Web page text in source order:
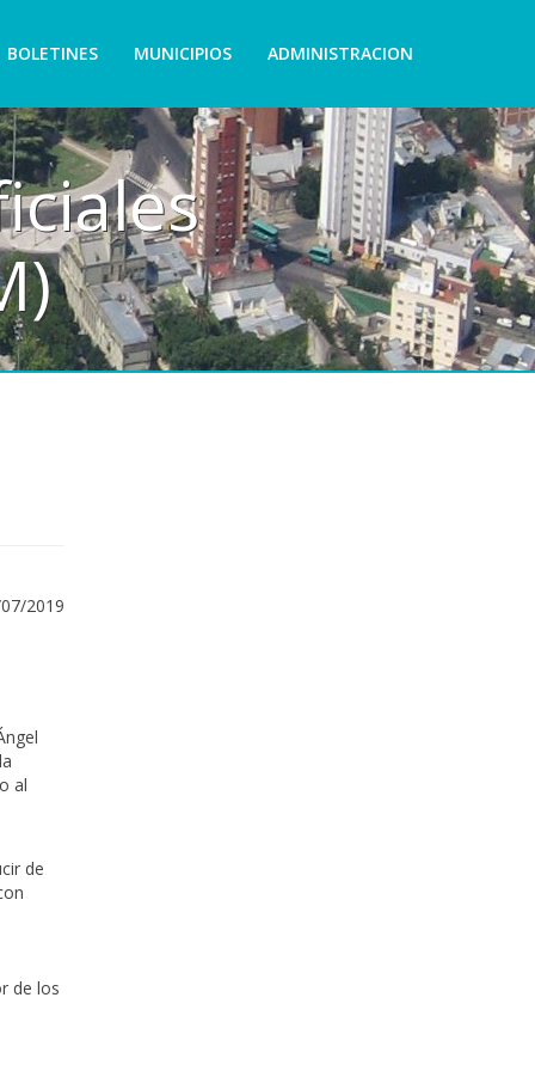
BOLETINES MUNICIPIOS ADMINISTRACION
2019
al
de
de los